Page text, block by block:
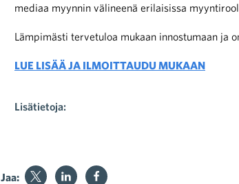
mediaa myynnin välineenä erilaisissa
Lämpimästi tervetuloa mukaan innostumaan ja
LUE LISÄÄ JA ILMOITTAUDU MUKAAN
Lisätietoja:
Jaa: